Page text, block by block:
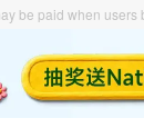
be paid when users